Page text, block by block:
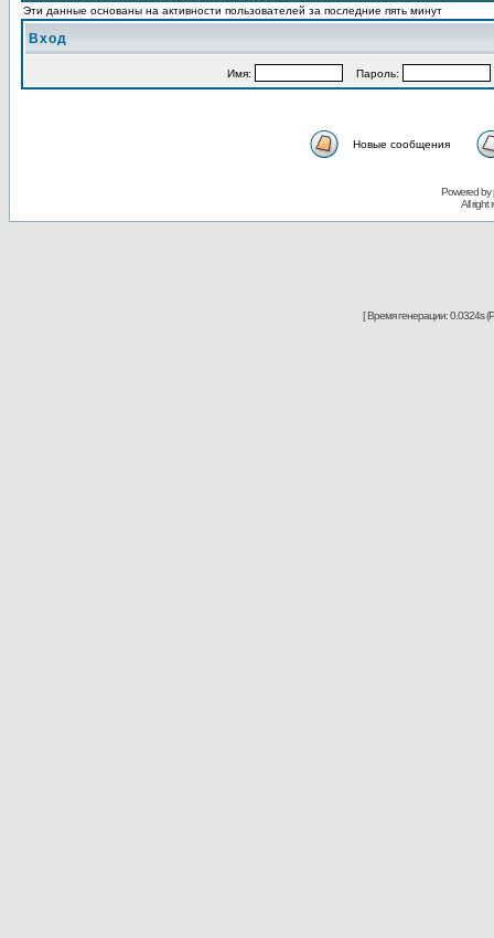
Эти данные основаны на активности пользователей за последние пять минут
Вход
Имя: Пароль:
Новые сообщения
Powered
All right
[ Время генерации: 0.0324s